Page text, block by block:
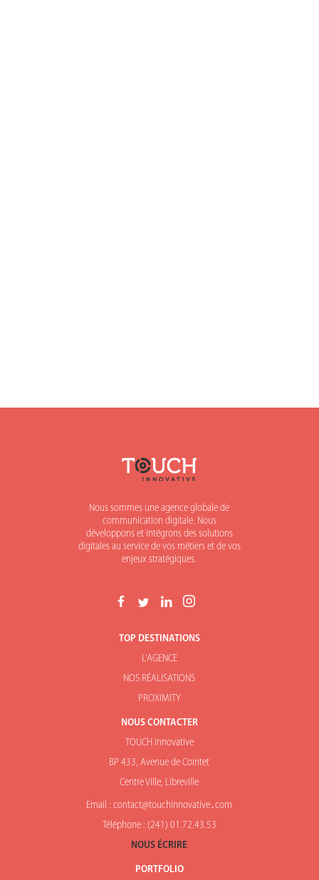
Nous sommes une agence globale de
communication digitale. Nous
développons et intégrons des solutions
digitales au service de vos métiers et de vos
enjeux stratégiques.
TOP DESTINATIONS
L'AGENCE
NOS RÉALISATIONS
PROXIMITY
NOUS CONTACTER
TOUCH Innovative
BP 433, Avenue de Cointet
Centre Ville, Libreville
Email : contact@touchinnovative․com
Téléphone : (241) 01.72.43.53
NOUS ÉCRIRE
PORTFOLIO